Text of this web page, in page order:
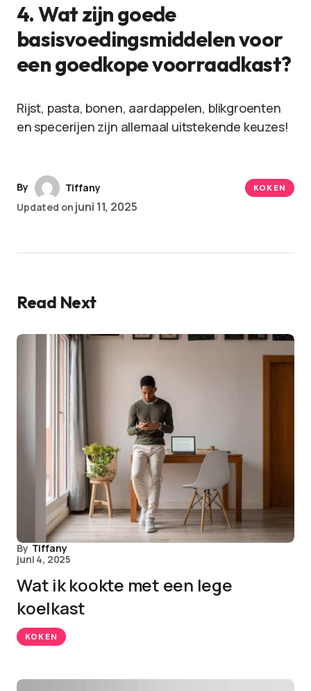
4. Wat zijn goede
basisvoedingsmiddelen voor
een goedkope voorraadkast?
Rijst, pasta, bonen, aardappelen, blikgroenten
en specerijen zijn allemaal uitstekende keuzes!
By
Tiffany
Updated on juni 11, 2025
KOKEN
Read Next
By Tiffany
juni 4, 2025
Wat ik kookte met een lege
koelkast
KOKEN